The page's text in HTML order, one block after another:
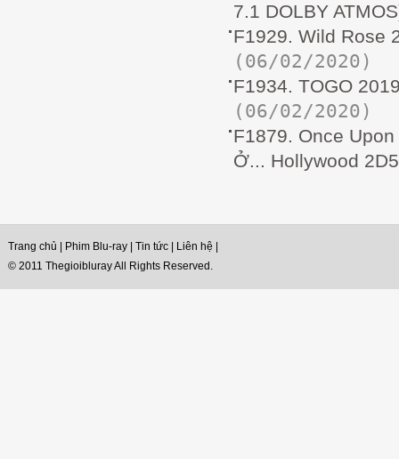
7.1 DOLBY
F1929. Wild Rose
(06/02/2020)
F1934. TOGO
(06/02/2020)
F1879. Once
Ở... Hollywood
Trang chủ Phim Blu-ray Tin tức Liên hệ
© 2011 Thegioibluray All Rights Reserved.